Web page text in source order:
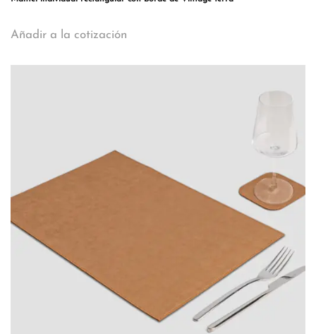
Añadir a la cotización